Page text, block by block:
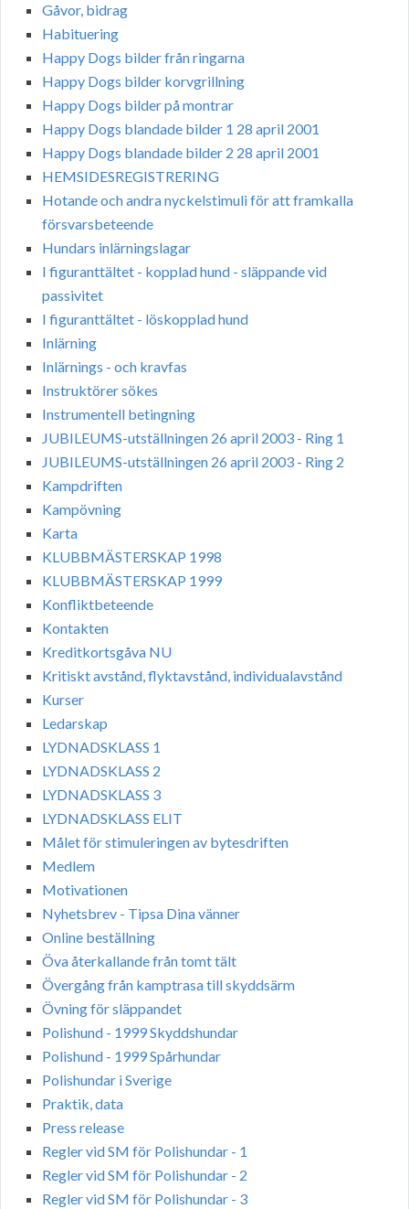
Gåvor, bidrag
Habituering
Happy Dogs bilder från ringarna
Happy Dogs bilder korvgrillning
Happy Dogs bilder på montrar
Happy Dogs blandade bilder 1 28 april 2001
Happy Dogs blandade bilder 2 28 april 2001
HEMSIDESREGISTRERING
Hotande och andra nyckelstimuli för att framkalla
försvarsbeteende
Hundars inlärningslagar
I figuranttältet - kopplad hund - släppande vid
passivitet
I figuranttältet - löskopplad hund
Inlärning
Inlärnings - och kravfas
Instruktörer sökes
Instrumentell betingning
JUBILEUMS-utställningen 26 april 2003 - Ring 1
JUBILEUMS-utställningen 26 april 2003 - Ring 2
Kampdriften
Kampövning
Karta
KLUBBMÄSTERSKAP 1998
KLUBBMÄSTERSKAP 1999
Konfliktbeteende
Kontakten
Kreditkortsgåva NU
Kritiskt avstånd, flyktavstånd, individualavstånd
Kurser
Ledarskap
LYDNADSKLASS 1
LYDNADSKLASS 2
LYDNADSKLASS 3
LYDNADSKLASS ELIT
Målet för stimuleringen av bytesdriften
Medlem
Motivationen
Nyhetsbrev - Tipsa Dina vänner
Online beställning
Öva återkallande från tomt tält
Övergång från kamptrasa till skyddsärm
Övning för släppandet
Polishund - 1999 Skyddshundar
Polishund - 1999 Spårhundar
Polishundar i Sverige
Praktik, data
Press release
Regler vid SM för Polishundar - 1
Regler vid SM för Polishundar - 2
Regler vid SM för Polishundar - 3